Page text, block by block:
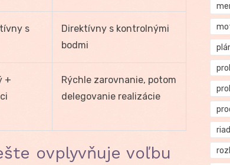
s
Direktívny s kontrolnými
bodmi
+
Rýchle zarovnanie, potom
delegovanie realizácie
ovplyvňuje voľbu